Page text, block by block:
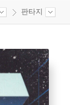
판타지